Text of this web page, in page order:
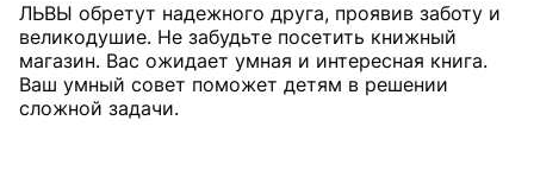
ЛЬВЫ обретут надежного друга, проявив заботу и
великодушие. Не забудьте посетить книжный
магазин. Вас ожидает умная и интересная книга.
Ваш умный совет поможет детям в решении
сложной задачи.